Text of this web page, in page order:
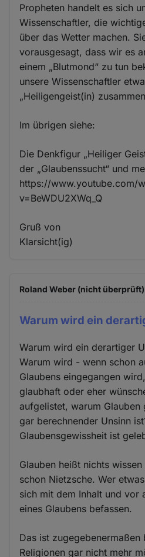
Propheten handelt es sich
Wissenschaftler, die
über das Wetter machen.
vorausgesagt, dass wir es
einem „Blutmond“ zu tun
unsere Wissenschaftler
„Heiligengeist(in)
Im übrigen siehe:
Die Denkfigur „Heiliger
der „Glaubenssucht“ und
https://www.youtube.com/
v=BeWDU2XWq_Q
Gruß von
Klarsicht(ig)
Roland Weber (nicht überprüft)
Warum wird ein
Warum wird ein derartiger
Warum wird - wenn schon
Glaubens eingegangen
glaubhaft oder eher
aufgelistet, warum Glauben
gar berechnender Unsinn
Glaubensgewissheit ist
Glauben heißt nichts
schon Nietzsche. Wer
sich mit dem Inhalt und vor
eines Glaubens befassen.
Das ist zugegebenermaßen
Religionen gar nicht mehr